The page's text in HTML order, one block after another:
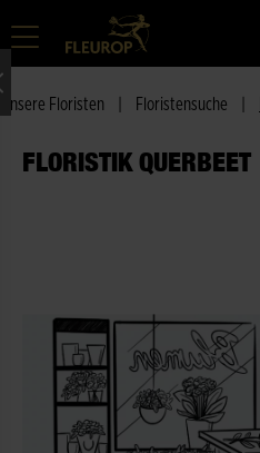
Unsere Floristen Floristensuche
FLORISTIK QUERBEET